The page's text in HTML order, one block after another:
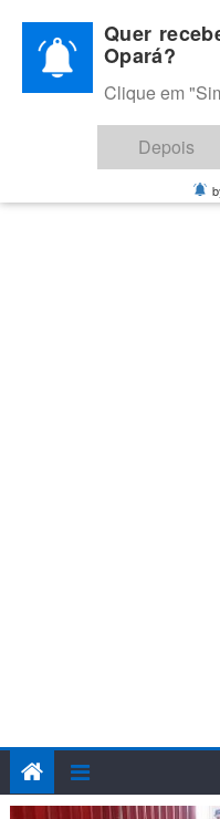
content
Melhores notícias de
Quer
Opará?
Clique em
Depois